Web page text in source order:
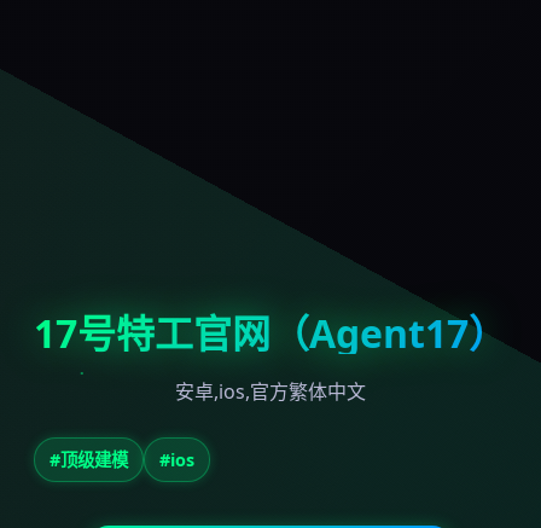
17号特工官网（Agent17）
安卓,ios,官方繁体中文
#顶级建模 #ios